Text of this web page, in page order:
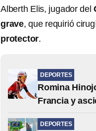
Alberth Elis, jugador del
grave, que requirió
protector.
DEPORTES
Romina
Francia y
DEPORTES